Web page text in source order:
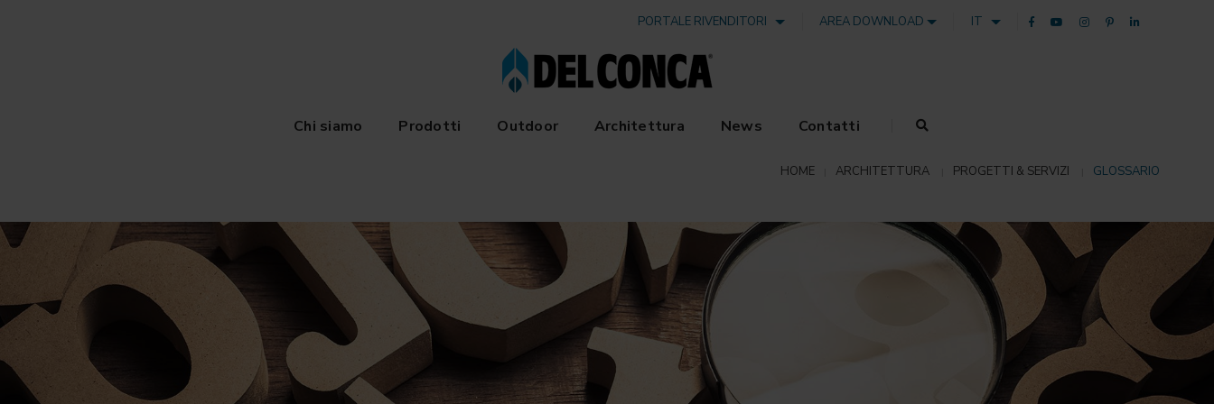
PORTALE RIVENDITORI AREA DOWNLOAD IT
Chi siamo Prodotti Outdoor Architettura News Contatti
HOME ARCHITETTURA PROGETTI & SERVIZI GLOSSARIO